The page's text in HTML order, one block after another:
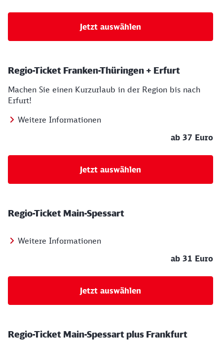
Jetzt auswählen
Regio-Ticket Franken-Thüringen + Erfurt
Machen Sie einen Kurzurlaub in der Region bis nach
Erfurt!
Weitere Informationen
ab 37 Euro
Jetzt auswählen
Regio-Ticket Main-Spessart
Weitere Informationen
ab 31 Euro
Jetzt auswählen
Regio-Ticket Main-Spessart plus Frankfurt